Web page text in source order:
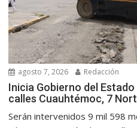
agosto 7, 2026 Redacción
Inicia Gobierno del
calles Cuauhtémoc, 7
Serán intervenidos 9 mil 598